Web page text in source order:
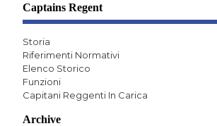
Captains Regent
Storia
Riferimenti Normativi
Elenco Storico
Funzioni
Capitani Reggenti In Carica
Archive